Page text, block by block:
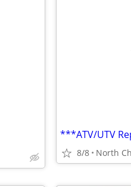
***ATV/UTV
8/8 North